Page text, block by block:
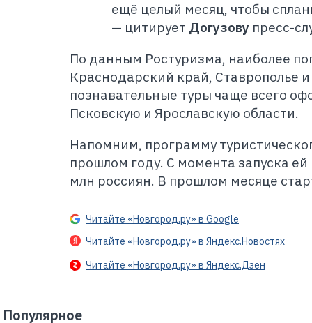
ещё целый месяц, чтобы
— цитирует Догузову пресс-
По данным Ростуризма, наиболее
Краснодарский край, Ставрополье
познавательные туры чаще всего
Псковскую и Ярославскую области.
Напомним, программу
прошлом году. С момента запуска ей
млн россиян. В прошлом месяце
Читайте «Новгород.ру» в Google
Читайте «Новгород.ру» в Яндекс.Новостях
Читайте «Новгород.ру» в Яндекс.Дзен
Популярное